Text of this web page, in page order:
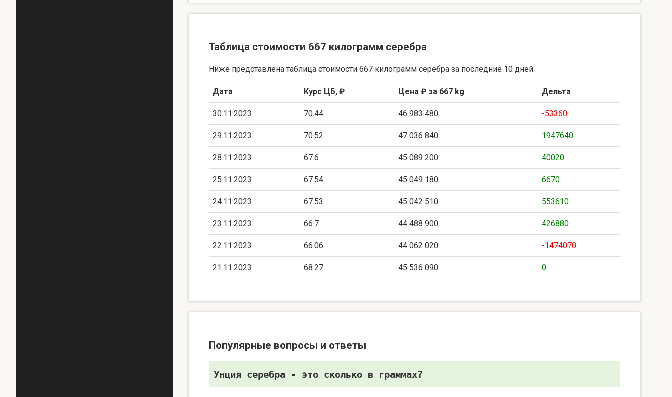
Таблица стоимости 667 килограмм серебра
Ниже представлена таблица стоимости 667 килограмм серебра за последние 10 дней
Дата Курс ЦБ, ₽ Цена ₽ за 667 kg Дельта
30.11.2023 70.44 46 983 480 -53360
29.11.2023 70.52 47 036 840 1947640
28.11.2023 67.6 45 089 200 40020
25.11.2023 67.54 45 049 180 6670
24.11.2023 67.53 45 042 510 553610
23.11.2023 66.7 44 488 900 426880
22.11.2023 66.06 44 062 020 -1474070
21.11.2023 68.27 45 536 090 0
Популярные вопросы и ответы
Унция серебра - это сколько в граммах?